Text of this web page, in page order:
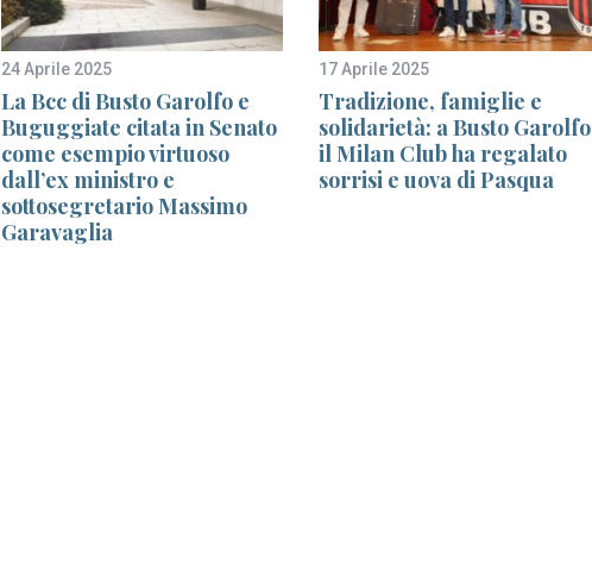
24 Aprile 2025
La Bcc di Busto Garolfo e
Buguggiate citata in Senato
come esempio virtuoso
dall’ex ministro e
sottosegretario Massimo
Garavaglia
17 Aprile 2025
Tradizione, famiglie e
solidarietà: a Busto Garolfo
il Milan Club ha regalato
sorrisi e uova di Pasqua